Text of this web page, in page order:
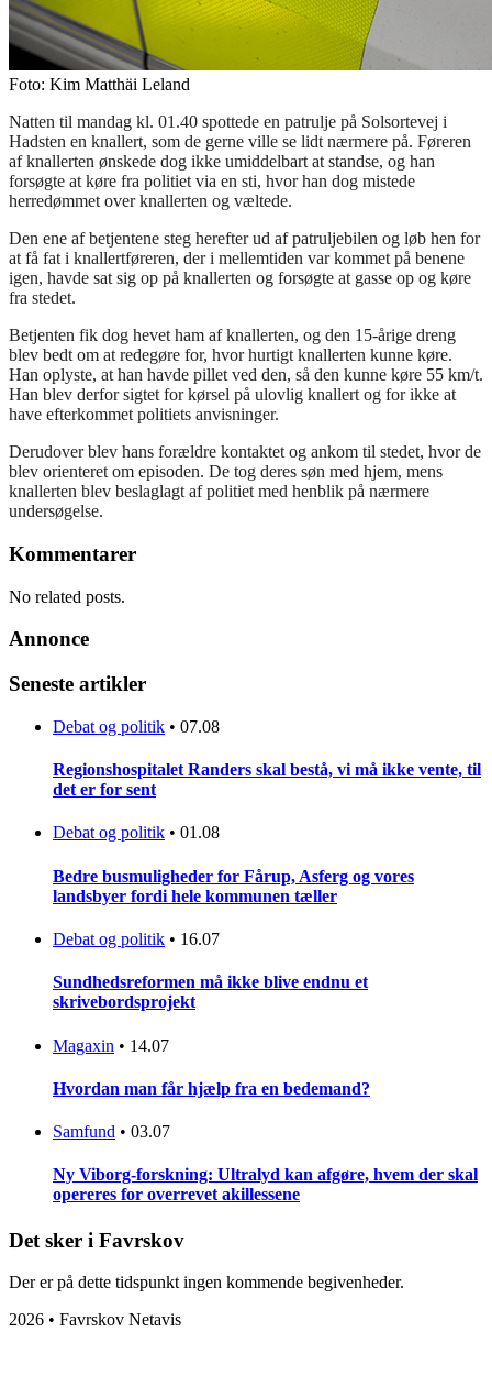
Foto: Kim Matthäi Leland
Natten til mandag kl. 01.40 spottede en patrulje på Solsortevej i
Hadsten en knallert, som de gerne ville se lidt nærmere på. Føreren
af knallerten ønskede dog ikke umiddelbart at standse, og han
forsøgte at køre fra politiet via en sti, hvor han dog mistede
herredømmet over knallerten og væltede.
Den ene af betjentene steg herefter ud af patruljebilen og løb hen for
at få fat i knallertføreren, der i mellemtiden var kommet på benene
igen, havde sat sig op på knallerten og forsøgte at gasse op og køre
fra stedet.
Betjenten fik dog hevet ham af knallerten, og den 15-årige dreng
blev bedt om at redegøre for, hvor hurtigt knallerten kunne køre.
Han oplyste, at han havde pillet ved den, så den kunne køre 55 km/t.
Han blev derfor sigtet for kørsel på ulovlig knallert og for ikke at
have efterkommet politiets anvisninger.
Derudover blev hans forældre kontaktet og ankom til stedet, hvor de
blev orienteret om episoden. De tog deres søn med hjem, mens
knallerten blev beslaglagt af politiet med henblik på nærmere
undersøgelse.
Kommentarer
No related posts.
Annonce
Seneste artikler
Debat og politik • 07.08
Regionshospitalet Randers skal bestå, vi må ikke vente, til
det er for sent
Debat og politik • 01.08
Bedre busmuligheder for Fårup, Asferg og vores
landsbyer fordi hele kommunen tæller
Debat og politik • 16.07
Sundhedsreformen må ikke blive endnu et
skrivebordsprojekt
Magaxin • 14.07
Hvordan man får hjælp fra en bedemand?
Samfund • 03.07
Ny Viborg-forskning: Ultralyd kan afgøre, hvem der skal
opereres for overrevet akillessene
Det sker i Favrskov
Der er på dette tidspunkt ingen kommende begivenheder.
2026 • Favrskov Netavis